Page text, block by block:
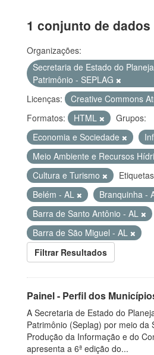
1 conjunto de
Organizações:
Secretaria de Estado do
Patrimônio - SEPLAG
Licenças:
Creative Commons
Formatos:
HTML
Grupos:
Economia e Sociedade
Meio Ambiente e Recursos
Cultura e Turismo
Belém - AL
Branquinha -
Barra de Santo Antônio - AL
Barra de São Miguel - AL
Filtrar Resultados
Painel - Perfil dos
A Secretaria de Estado do
Patrimônio (Seplag) por meio da
Produção da Informação e do
apresenta a 6ª edição do...